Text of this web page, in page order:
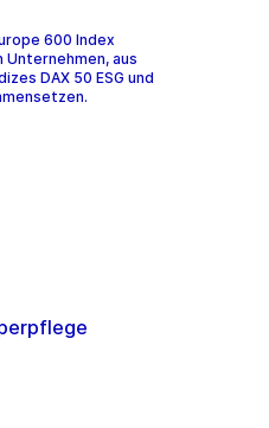
600 Index
aus
DAX 50 ESG und